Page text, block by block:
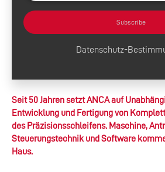
Subscribe
Datenschutz-
Seit 50 Jahren setzt ANCA auf
Entwicklung und Fertigung von
des Präzisionsschleifens. Maschine,
Steuerungstechnik und Software
Haus.